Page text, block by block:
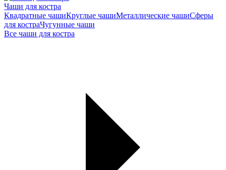
Чаши для костра
Квадратные чашиКруглые чашиМеталлические чашиСферы
для костраЧугунные чаши
Все чаши для костра